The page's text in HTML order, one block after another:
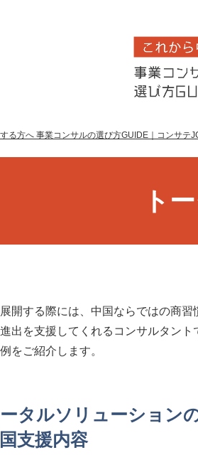
る方へ 事業コンサルの選び方GUIDE｜コンサテ
ト
開する際には、中国ならではの商
出を支援してくれるコンサルタン
をご紹介します。
ータルソリューション
支援内容